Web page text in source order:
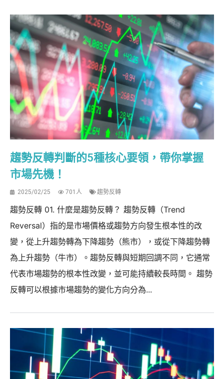
趨勢反轉判斷的5種核心要領，帶你掌握
市場先機！
2025/02/25 701人 趨勢反轉
趨勢反轉 01. 什麼是趨勢反轉？ 趨勢反轉（Trend
Reversal）指的是市場價格或趨勢方向發生根本性的改
變，從上升趨勢轉為下降趨勢（熊市），或從下降趨勢轉
為上升趨勢（牛市）。趨勢反轉與短期回調不同，它通常
代表市場趨勢的根本性改變，並可能持續較長時間。 趨勢
反轉可以根據市場趨勢的變化方向分為...